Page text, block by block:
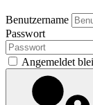
Benutzername
Passwort
Angemeldet